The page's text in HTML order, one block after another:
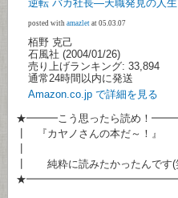
逆転 バカ社長―天職発見の人
posted with amazlet at 05.03.07
栢野 克己
石風社 (2004/01/26)
売り上げランキング: 33,894
通常24時間以内に発送
Amazon.co.jp で詳細を見る
★━━━こう思ったら読め
┃ 『カヤノさ
┃ 純粋に読みた